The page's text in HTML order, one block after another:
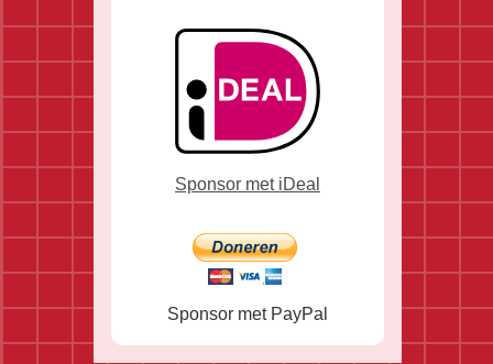
Sponsor met iDeal
Sponsor met PayPal